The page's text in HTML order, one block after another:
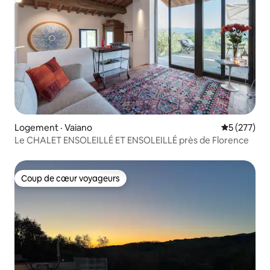
Logement · Vaiano Note
5 (277)
Le CHALET ENSOLEILLÉ ET ENSOLEILLÉ près de Florence
Coup de cœur voyageurs
Coup de cœur voyageurs